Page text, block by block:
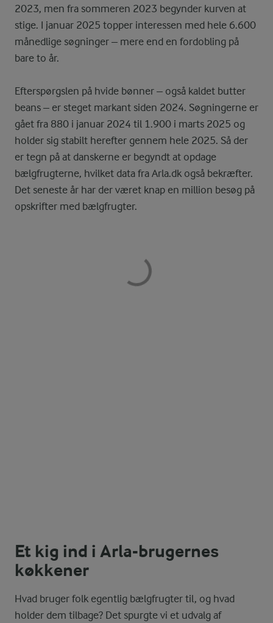
2023, men fra sommeren 2023 begynder kurven at
stige. I januar 2025 topper interessen med hele 6.600
månedlige søgninger – mere end en fordobling på
bare to år.
Efterspørgslen på hvide bønner – også kaldet butter
beans – er steget markant siden 2024. Søgningerne er
gået fra 880 i januar 2024 til 1.900 i marts 2025 og
holder sig stabilt herefter gennem hele 2025. Så der
er tegn på at danskerne er begyndt at opdage
bælgfrugterne, hvilket data fra Arla.dk også bekræfter.
Det seneste år har der været knap en million besøg på
opskrifter med bælgfrugter.
Et kig ind i Arla-brugernes
køkkener
Hvad bruger folk egentlig bælgfrugter til, og hvad
holder dem tilbage? Det spurgte vi et udvalg af